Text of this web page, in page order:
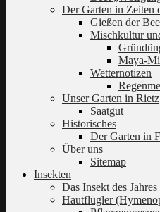
Der Garten in Zeiten
Gießen der
Mischkultur
Maya-
Wetternotizen
Unser Garten in Rietz
Saatgut
Historisches
Der Garten in
Über uns
Sitemap
Insekten
Das Insekt des
Hautflügler